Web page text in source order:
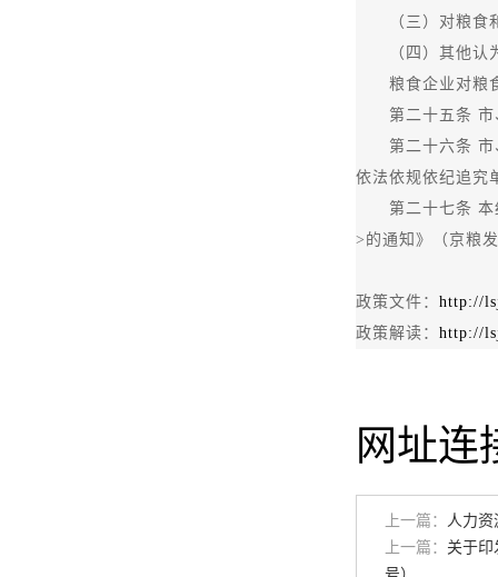
（三）对粮食和
（四）其他认为
粮食企业对粮食
第二十五条 市、
第二十六条 市、
依法依规依纪追究
第二十七条 本细
>的通知》（京粮
政策文件： http://
政策解读： http://
网址连
上一篇：
人力
上一篇： 关于